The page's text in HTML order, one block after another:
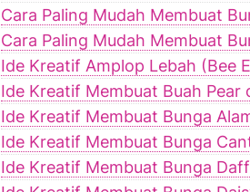
Cara Paling Mudah Membuat
Cara Paling Mudah Membuat
Ide Kreatif Amplop Lebah (Bee
Ide Kreatif Membuat Buah Pear
Ide Kreatif Membuat Bunga
Ide Kreatif Membuat Bunga
Ide Kreatif Membuat Bunga